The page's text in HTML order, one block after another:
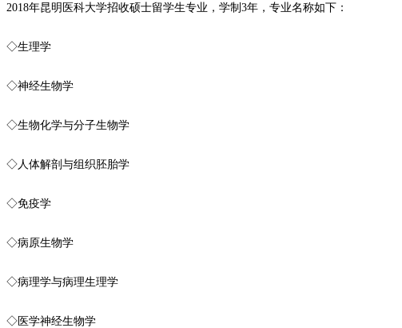
2018年昆明医科大学招收硕士留学生专业，学制3年，专业名称如下：
◇生理学
◇神经生物学
◇生物化学与分子生物学
◇人体解剖与组织胚胎学
◇免疫学
◇病原生物学
◇病理学与病理生理学
◇医学神经生物学